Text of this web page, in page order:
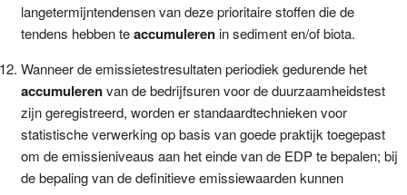
langetermijntendensen van deze prioritaire stoffen die de
tendens hebben teaccumulerenin sediment en/of biota.
Wanneer de emissietestresultaten periodiek gedurende het
accumulerenvan de bedrijfsuren voor de duurzaamheidstest
zijn geregistreerd, worden er standaardtechnieken voor
statistische verwerking op basis van goede praktijk toegepast
om de emissieniveaus aan het einde van de EDP te bepalen; bij
de bepaling van de definitieve emissiewaarden kunnen